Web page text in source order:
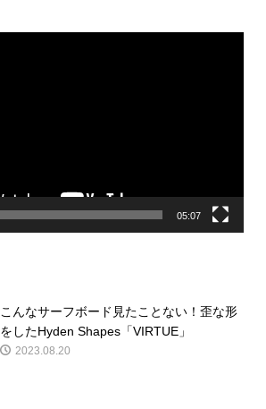
05:07
こんなサーフボード見たことない！歪な形
をしたHyden Shapes「VIRTUE」
2023.08.20